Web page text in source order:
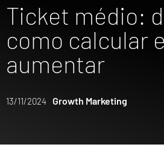
Ticket médio:
como calcular
aumentar
13/11/2024 Growth Marketing